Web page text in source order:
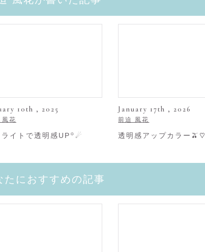
10th , 2025
花
ライトで透明感UP꙳☄︎
January 17th , 2026
前迫 風花
透明感アップカラー🫒♡
たにおすすめの記事